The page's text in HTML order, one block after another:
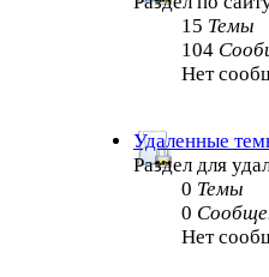
15 Темы
104
Нет
Удаленные
Раздел для
0 Темы
0
Нет